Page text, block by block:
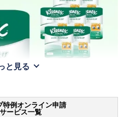
と見る
特例オンライン申請
ービス一覧